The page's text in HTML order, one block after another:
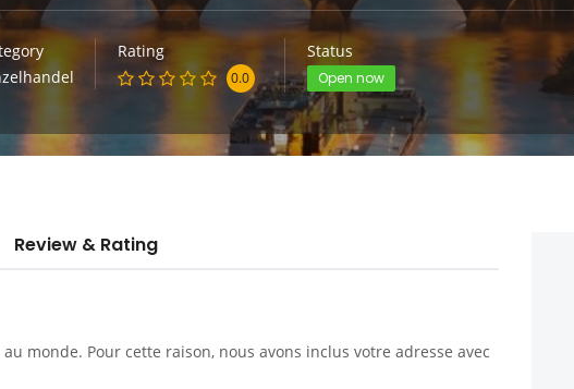
Rating
0.0
Status
Open now
Review & Rating
monde. Pour cette raison, nous avons inclus votre adresse avec